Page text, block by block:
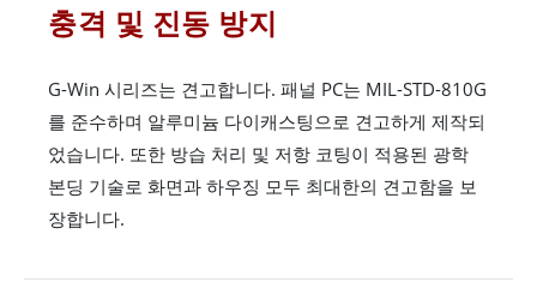
충격 및 진동 방지
G-Win 시리즈는 견고합니다. 패널 PC는 MIL-STD-810G
를 준수하며 알루미늄 다이캐스팅으로 견고하게 제작되
었습니다. 또한 방습 처리 및 저항 코팅이 적용된 광학
본딩 기술로 화면과 하우징 모두 최대한의 견고함을 보
장합니다.